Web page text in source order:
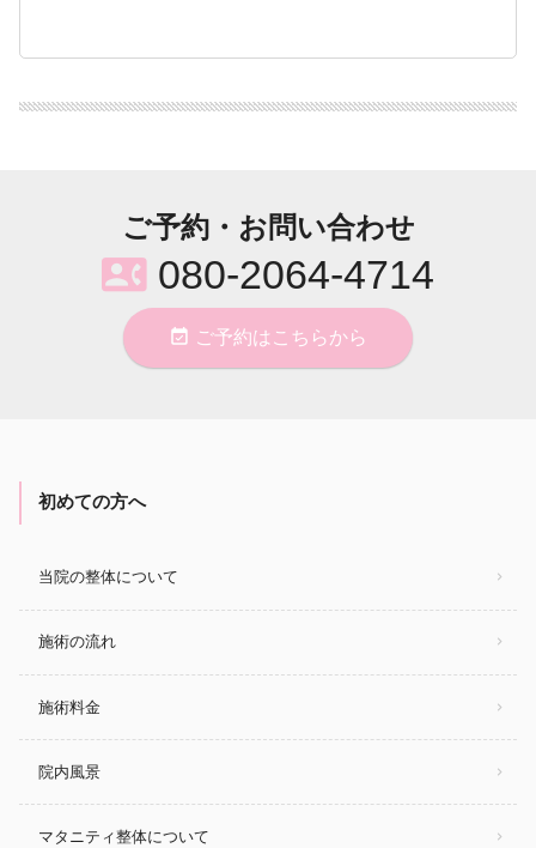
ご予約・お問い合わせ
contact_phone 080-2064-4714
event_available ご予約はこちらから
初めての方へ
当院の整体について
施術の流れ
施術料金
院内風景
マタニティ整体について